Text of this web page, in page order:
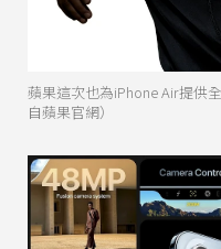
蘋果這次也為iPhone Air提供
自蘋果官網）